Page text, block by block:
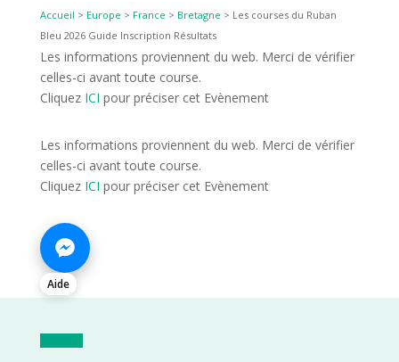
Accueil > Europe > France > Bretagne > Les courses du Ruban
Bleu 2026 Guide Inscription Résultats
Les informations proviennent du web. Merci de vérifier
celles-ci avant toute course.
Cliquez ICI pour préciser cet Evènement
Les informations proviennent du web. Merci de vérifier
celles-ci avant toute course.
Cliquez ICI pour préciser cet Evènement
Aide